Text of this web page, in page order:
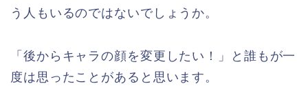
う人もいるのではないでしょうか。
「後からキャラの顔を変更したい！」と誰もが一
度は思ったことがあると思います。